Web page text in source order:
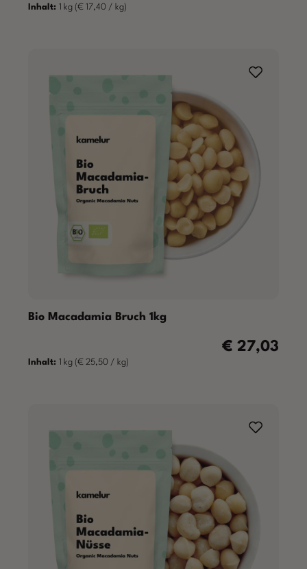
Inhalt: 1 kg (€ 17,40 / kg)
Bio Macadamia Bruch 1kg
Regulärer Preis:
€ 27,03
Inhalt: 1 kg (€ 25,50 / kg)